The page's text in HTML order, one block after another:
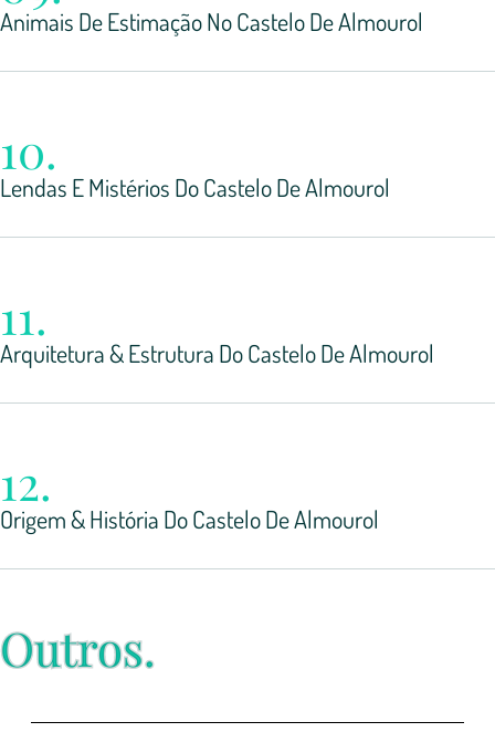
Animais De Estimação No Castelo De Almourol
10.
Lendas E Mistérios Do Castelo De Almourol
11.
Arquitetura & Estrutura Do Castelo De Almourol
12.
Origem & História Do Castelo De Almourol
Outros.